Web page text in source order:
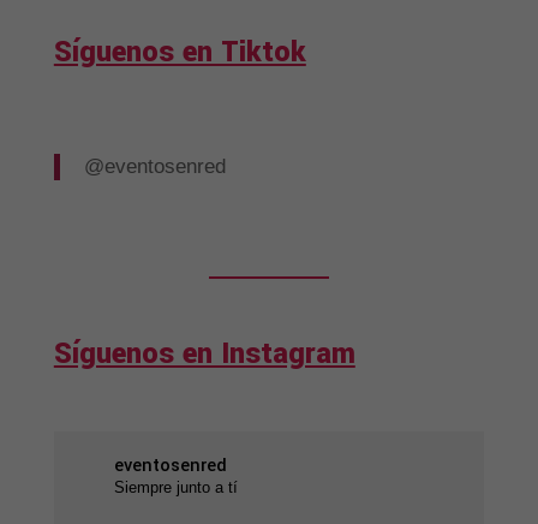
Síguenos en Tiktok
@eventosenred
Síguenos en Instagram
eventosenred
Siempre junto a tí